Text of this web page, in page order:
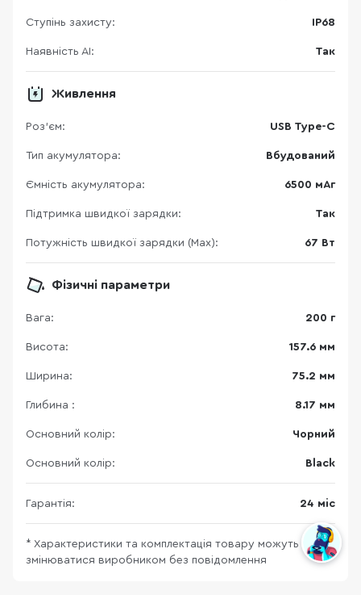
Ступінь захисту: IP68
Наявність АІ: Так
Живлення
Роз'єм: USB Type-C
Тип акумулятора: Вбудований
Ємність акумулятора: 6500 мАг
Підтримка швидкої зарядки: Так
Потужність швидкої зарядки (Max): 67 Вт
Фізичні параметри
Вага: 200 г
Висота: 157.6 мм
Ширина: 75.2 мм
Глибина : 8.17 мм
Основний колір: Чорний
Основний колір: Black
Гарантія: 24 міс
* Характеристики та комплектація товару можуть
змінюватися виробником без повідомлення